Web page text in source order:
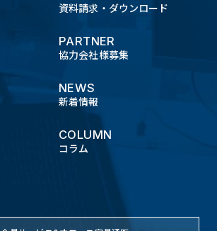
資料請求・ダウンロード
PARTNER
協力会社様募集
NEWS
新着情報
COLUMN
コラム